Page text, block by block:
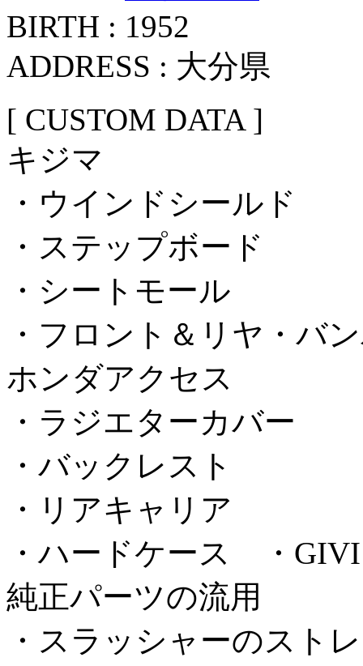
BIRTH : 1952
ADDRESS : 大分県
[ CUSTOM DATA ]
キジマ
・ウインドシールド
・ステップボード
・シートモール
・フロント＆リヤ・バ
ホンダアクセス
・ラジエターカバー
・バックレスト
・リアキャリア
・ハードケース ・GIVI
純正パーツの流用
・スラッシャーのスト